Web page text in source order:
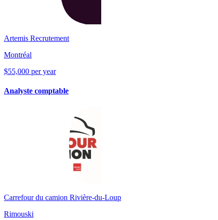
Artemis Recrutement
Montréal
$55,000 per year
Analyste comptable
Carrefour du camion Rivière-du-Loup
Rimouski